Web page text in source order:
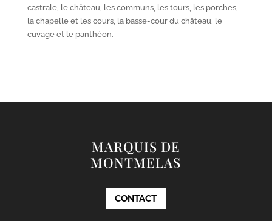
castrale, le château, les communs, les tours, les porches,
la chapelle et les cours, la basse-cour du château, le
cuvage et le panthéon.
MARQUIS DE
MONTMELAS
CONTACT